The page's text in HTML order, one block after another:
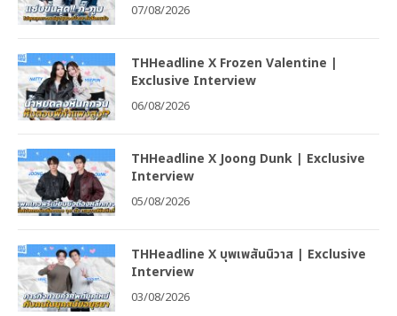
07/08/2026
THHeadline X Frozen Valentine |
Exclusive Interview
06/08/2026
THHeadline X Joong Dunk | Exclusive
Interview
05/08/2026
THHeadline X บุพเพสันนิวาส | Exclusive
Interview
03/08/2026